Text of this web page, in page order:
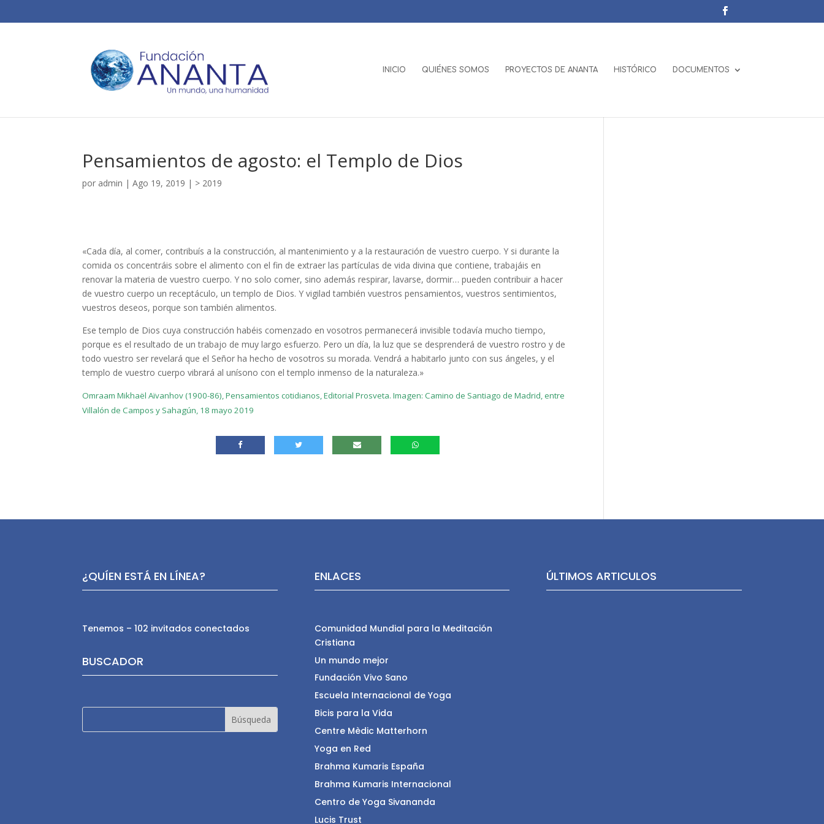
INICIO QUIÉNES SOMOS PROYECTOS DE ANANTA HISTÓRICO DOCUMENTOS
Pensamientos de agosto: el Templo de Dios
por admin |Ago 19, 2019 | > 2019
«Cada día, al comer, contribuís a la construcción, al mantenimiento y a la restauración de vuestro cuerpo. Y si durante la
comida os concentráis sobre el alimento con el fin de extraer las partículas de vida divina que contiene, trabajáis en
renovar la materia de vuestro cuerpo. Y no solo comer, sino además respirar, lavarse, dormir… pueden contribuir a hacer
de vuestro cuerpo un receptáculo, un templo de Dios. Y vigilad también vuestros pensamientos, vuestros sentimientos,
vuestros deseos, porque son también alimentos.
Ese templo de Dios cuya construcción habéis comenzado en vosotros permanecerá invisible todavía mucho tiempo,
porque es el resultado de un trabajo de muy largo esfuerzo. Pero un día, la luz que se desprenderá de vuestro rostro y de
todo vuestro ser revelará que el Señor ha hecho de vosotros su morada. Vendrá a habitarlo junto con sus ángeles, y el
templo de vuestro cuerpo vibrará al unísono con el templo inmenso de la naturaleza.»
Omraam Mikhaël Aïvanhov (1900-86), Pensamientos cotidianos, Editorial Prosveta. Imagen: Camino de Santiago de Madrid, entre
Villalón de Campos y Sahagún, 18 mayo 2019
¿QUÍEN ESTÁ EN LÍNEA?
Tenemos – 102 invitados conectados
BUSCADOR
ENLACES
Comunidad Mundial para la Meditación
Cristiana
Un mundo mejor
Fundación Vivo Sano
Escuela Internacional de Yoga
Bicis para la Vida
Centre Mèdic Matterhorn
Yoga en Red
Brahma Kumaris España
Brahma Kumaris Internacional
Centro de Yoga Sivananda
Lucis Trust
ÚLTIMOS ARTICULOS